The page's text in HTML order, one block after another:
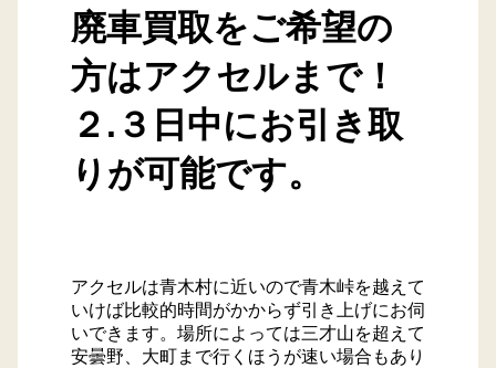
トラック買取
会社概要
プライバシーポリシー
廃車買取をご希望の
方はアクセルまで！
２.３日中にお引き取
りが可能です。
アクセルは青木村に近いので青木峠を越えて
いけば比較的時間がかからず引き上げにお伺
いできます。場所によっては三才山を超えて
安曇野、大町まで行くほうが速い場合もあり